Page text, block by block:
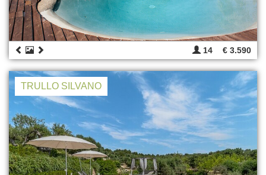
14 € 3.590
TRULLO SILVANO